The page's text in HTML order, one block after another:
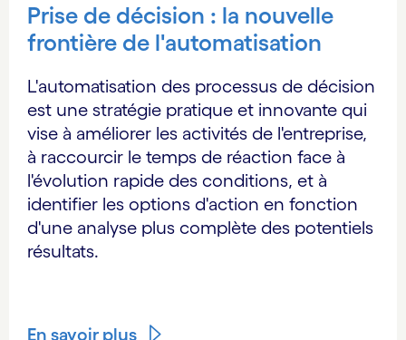
Prise de décision : la nouvelle
frontière de l'automatisation
L'automatisation des processus de décision
est une stratégie pratique et innovante qui
vise à améliorer les activités de l'entreprise,
à raccourcir le temps de réaction face à
l'évolution rapide des conditions, et à
identifier les options d'action en fonction
d'une analyse plus complète des potentiels
résultats.
En savoir plus